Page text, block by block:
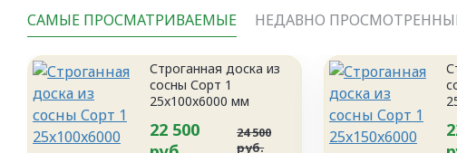
САМЫЕ ПРОСМАТРИВАЕМЫЕ НЕДАВНО
Строганная доска из
сосны Сорт 1
25x100x6000 мм
22 500
24 500
руб.